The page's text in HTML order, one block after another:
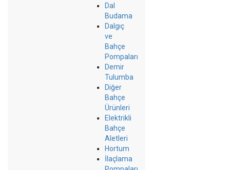
Dal
Budama
Dalgıç
ve
Bahçe
Pompaları
Demir
Tulumba
Diğer
Bahçe
Ürünleri
Elektrikli
Bahçe
Aletleri
Hortum
İlaçlama